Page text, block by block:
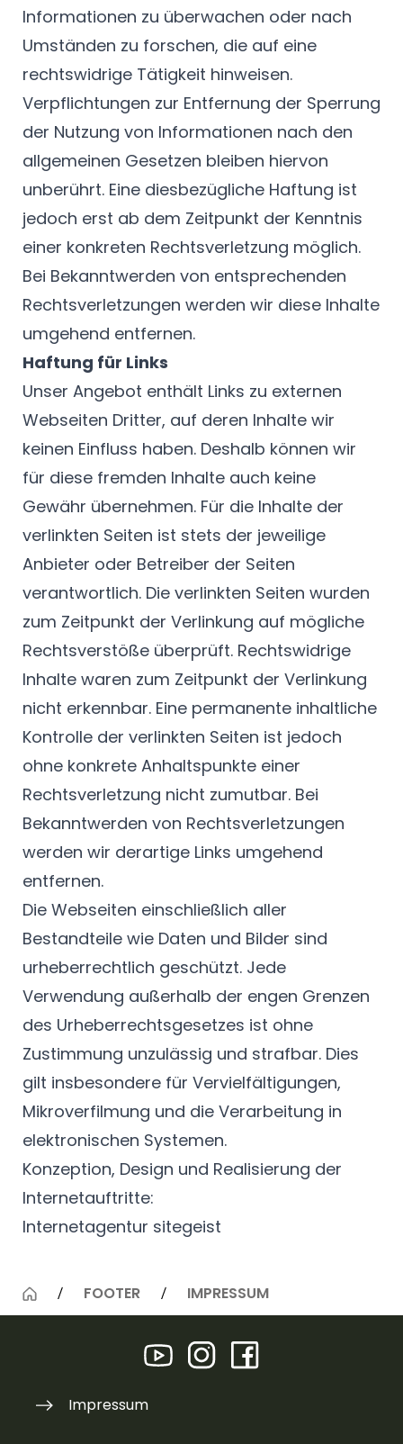
Informationen zu überwachen oder nach
Umständen zu forschen, die auf eine
rechtswidrige Tätigkeit hinweisen.
Verpflichtungen zur Entfernung der Sperrung
der Nutzung von Informationen nach den
allgemeinen Gesetzen bleiben hiervon
unberührt. Eine diesbezügliche Haftung ist
jedoch erst ab dem Zeitpunkt der Kenntnis
einer konkreten Rechtsverletzung möglich.
Bei Bekanntwerden von entsprechenden
Rechtsverletzungen werden wir diese Inhalte
umgehend entfernen.
Haftung für Links
Unser Angebot enthält Links zu externen
Webseiten Dritter, auf deren Inhalte wir
keinen Einfluss haben. Deshalb können wir
für diese fremden Inhalte auch keine
Gewähr übernehmen. Für die Inhalte der
verlinkten Seiten ist stets der jeweilige
Anbieter oder Betreiber der Seiten
verantwortlich. Die verlinkten Seiten wurden
zum Zeitpunkt der Verlinkung auf mögliche
Rechtsverstöße überprüft. Rechtswidrige
Inhalte waren zum Zeitpunkt der Verlinkung
nicht erkennbar. Eine permanente inhaltliche
Kontrolle der verlinkten Seiten ist jedoch
ohne konkrete Anhaltspunkte einer
Rechtsverletzung nicht zumutbar. Bei
Bekanntwerden von Rechtsverletzungen
werden wir derartige Links umgehend
entfernen.
Die Webseiten einschließlich aller
Bestandteile wie Daten und Bilder sind
urheberrechtlich geschützt. Jede
Verwendung außerhalb der engen Grenzen
des Urheberrechtsgesetzes ist ohne
Zustimmung unzulässig und strafbar. Dies
gilt insbesondere für Vervielfältigungen,
Mikroverfilmung und die Verarbeitung in
elektronischen Systemen.
Konzeption, Design und Realisierung der
Internetauftritte:
Internetagentur sitegeist
FOOTER IMPRESSUM
Impressum